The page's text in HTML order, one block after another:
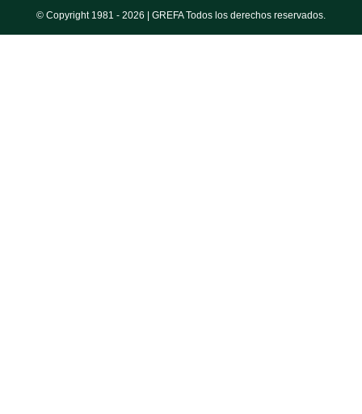
© Copyright 1981 - 2026 | GREFA Todos los derechos reservados.